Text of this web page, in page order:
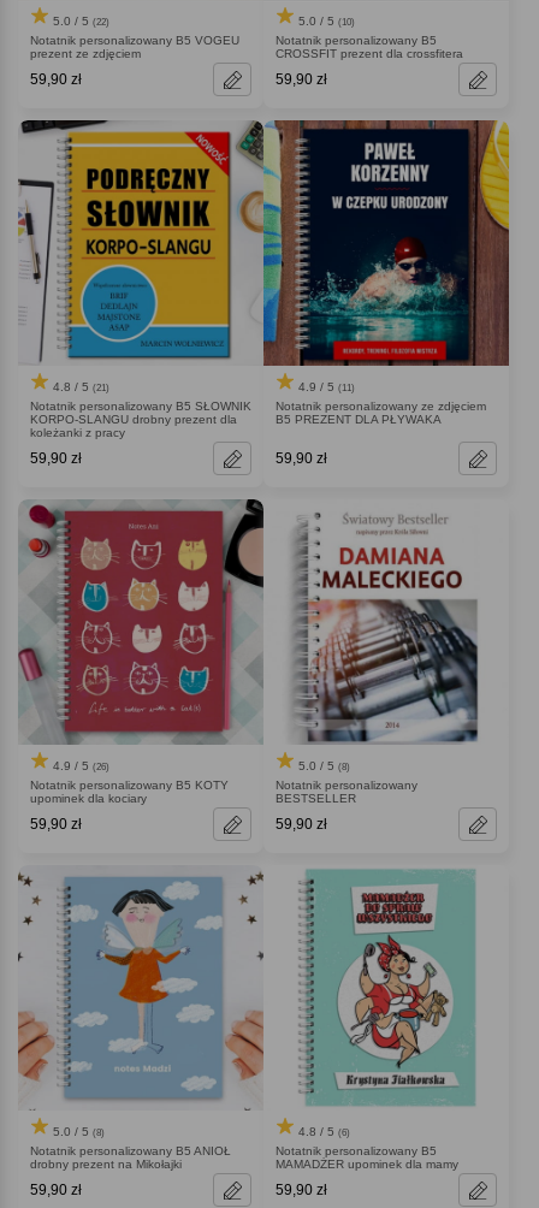
5.0 / 5 (22)
Notatnik personalizowany B5 VOGEU
prezent ze zdjęciem
59,90 zł
5.0 / 5 (10)
Notatnik personalizowany B5
CROSSFIT prezent dla crossfitera
59,90 zł
4.8 / 5 (21)
Notatnik personalizowany B5 SŁOWNIK
KORPO-SLANGU drobny prezent dla
koleżanki z pracy
59,90 zł
4.9 / 5 (11)
Notatnik personalizowany ze zdjęciem
B5 PREZENT DLA PŁYWAKA
59,90 zł
4.9 / 5 (26)
Notatnik personalizowany B5 KOTY
upominek dla kociary
59,90 zł
5.0 / 5 (8)
Notatnik personalizowany
BESTSELLER
59,90 zł
5.0 / 5 (8)
Notatnik personalizowany B5 ANIOŁ
drobny prezent na Mikołajki
59,90 zł
4.8 / 5 (6)
Notatnik personalizowany B5
MAMADŻER upominek dla mamy
59,90 zł